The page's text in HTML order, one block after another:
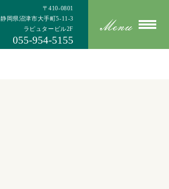
〒410-0801
静岡県沼津市大手町5-11-3
ラピュタービル2F
055-954-5155